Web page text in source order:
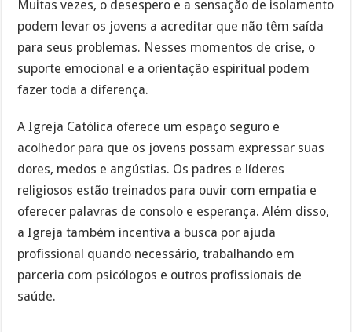
Muitas vezes, o desespero e a sensação de isolamento
podem levar os jovens a acreditar que não têm saída
para seus problemas. Nesses momentos de crise, o
suporte emocional e a orientação espiritual podem
fazer toda a diferença.
A Igreja Católica oferece um espaço seguro e
acolhedor para que os jovens possam expressar suas
dores, medos e angústias. Os padres e líderes
religiosos estão treinados para ouvir com empatia e
oferecer palavras de consolo e esperança. Além disso,
a Igreja também incentiva a busca por ajuda
profissional quando necessário, trabalhando em
parceria com psicólogos e outros profissionais de
saúde.